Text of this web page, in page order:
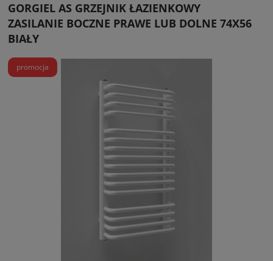
GORGIEL AS GRZEJNIK ŁAZIENKOWY
ZASILANIE BOCZNE PRAWE LUB DOLNE 74X56
BIAŁY
promocja